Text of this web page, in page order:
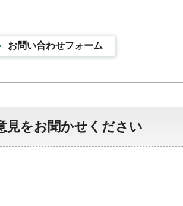
お問い合わせフォーム
見をお聞かせください